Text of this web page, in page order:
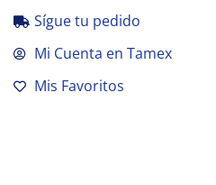
Sígue tu pedido
Mi Cuenta en Tamex
Mis Favoritos